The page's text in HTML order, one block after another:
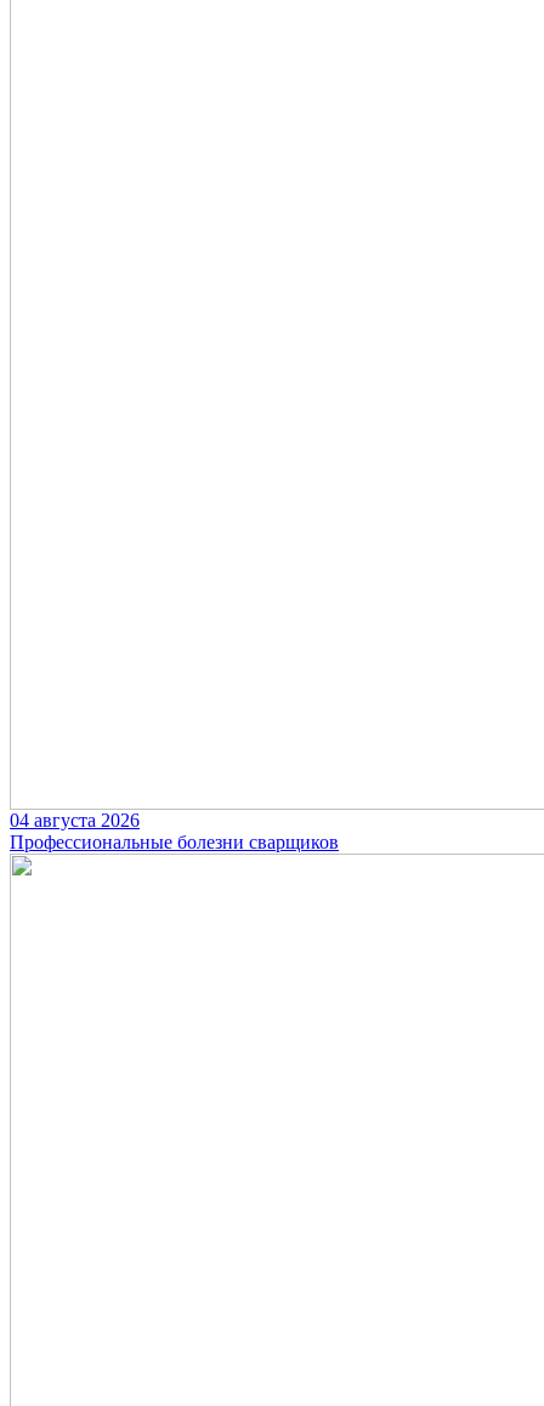
04 августа 2026
Профессиональные болезни сварщиков